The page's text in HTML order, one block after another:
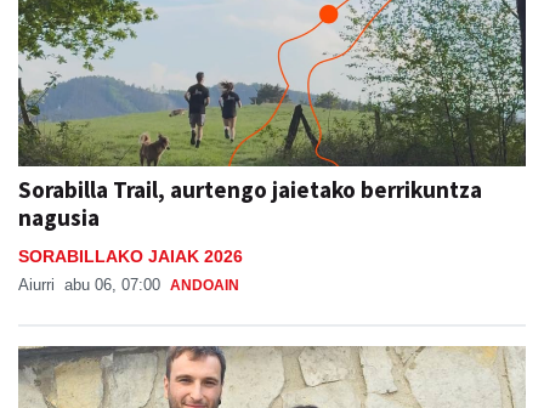
Sorabilla Trail, aurtengo jaietako berrikuntza
nagusia
SORABILLAKO JAIAK 2026
Aiurri abu 06, 07:00 ANDOAIN